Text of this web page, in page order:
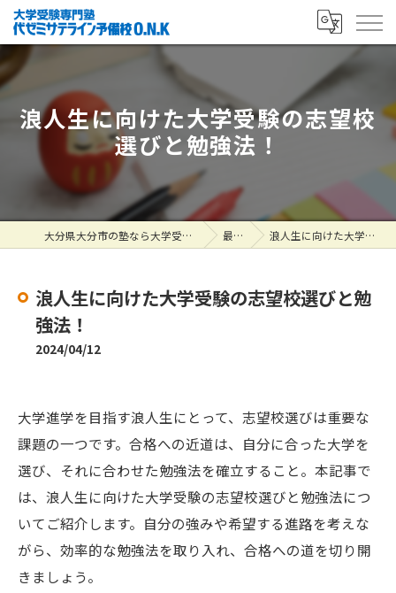
浪人生に向けた大学受験の志望校
選びと勉強法！
大分県大分市の塾なら大学受験専門塾 代ゼミサテライン予備校O.N.K 最新情報 浪人生に向けた大学受験の志望校選びと勉強法！
浪人生に向けた大学受験の志望校選びと勉
強法！
2024/04/12
大学進学を目指す浪人生にとって、志望校選びは重要な
課題の一つです。合格への近道は、自分に合った大学を
選び、それに合わせた勉強法を確立すること。本記事で
は、浪人生に向けた大学受験の志望校選びと勉強法につ
いてご紹介します。自分の強みや希望する進路を考えな
がら、効率的な勉強法を取り入れ、合格への道を切り開
きましょう。